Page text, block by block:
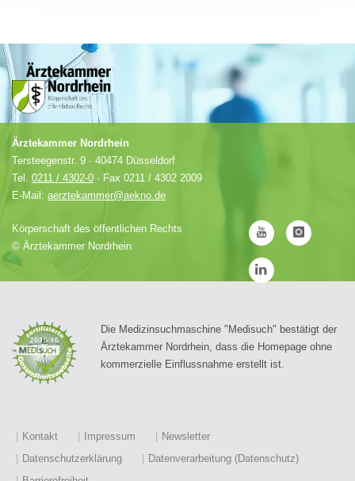
Ärztekammer Nordrhein
Tersteegenstr. 9 · 40474 Düsseldorf
Tel. 0211 / 4302-0 · Fax 0211 / 4302 2009
E-Mail: aerztekammer@aekno.de
Körperschaft des öffentlichen Rechts
© Ärztekammer Nordrhein
Die Medizinsuchmaschine "Medisuch" bestätigt der
Ärztekammer Nordrhein, dass die Homepage ohne
kommerzielle Einflussnahme erstellt ist.
Kontakt Impressum
Newsletter
Datenschutzerklärung
Datenverarbeitung (Datenschutz)